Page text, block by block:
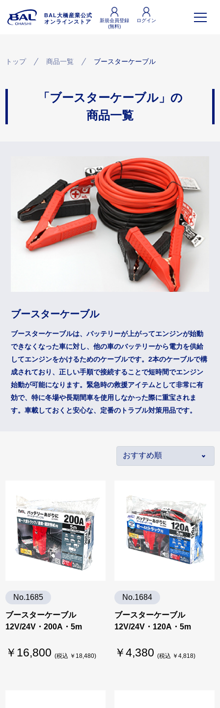
BAL大橋産業公式
オンラインストア
新規会員登録
(無料)
ログイン
トップ 商品一覧 ブースターケーブル
「ブースターケーブル」の
商品一覧
ブースターケーブル
ブースターケーブルは、バッテリーが上がってエンジンが始動
できなくなった車に対し、他の車のバッテリーから電力を供給
してエンジンをかけるためのケーブルです。2本のケーブルで構
成されており、正しい手順で接続することで短時間でエンジン
始動が可能になります。緊急時の救援アイテムとして非常に有
効で、特に冬場や長期間車を使用しなかった際に重宝されま
す。車載しておくと安心な、定番のトラブル対策用品です。
No.1685
ブースターケーブル
12V/24V・200A・5m
￥16,800 (税込 ￥18,480)
No.1684
ブースターケーブル
12V/24V・120A・5m
￥4,380 (税込 ￥4,818)